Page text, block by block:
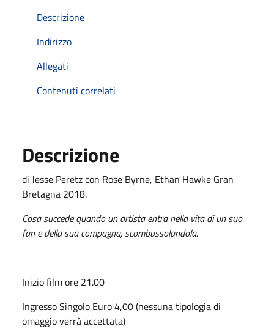
Descrizione
Indirizzo
Allegati
Contenuti correlati
Descrizione
di Jesse Peretz con Rose Byrne, Ethan Hawke Gran
Bretagna 2018.
Cosa succede quando un artista entra nella vita di un suo
fan e della sua compagna, scombussolandola.
Inizio film ore 21.00
Ingresso Singolo Euro 4,00 (nessuna tipologia di
omaggio verrà accettata)